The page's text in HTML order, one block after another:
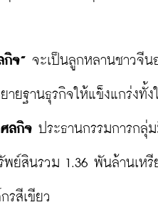
กิจ” จะเป็นลูกหลานชาวจีน
ยฐานธุรกิจให้แข็งแกร่งทั้
ลกิจ ประธานกรรมการกลุ่
พย์สินรวม 1.36 พันล้านเ
รสีเขียว